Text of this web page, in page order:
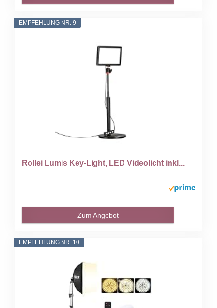
EMPFEHLUNG NR. 9
Rollei Lumis Key-Light, LED Videolicht inkl...
Zum Angebot
EMPFEHLUNG NR. 10